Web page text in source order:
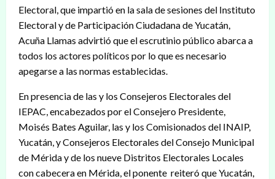
Electoral, que impartió en la sala de sesiones del Instituto
Electoral y de Participación Ciudadana de Yucatán,
Acuña Llamas advirtió que el escrutinio público abarca a
todos los actores políticos por lo que es necesario
apegarse a las normas establecidas.
En presencia de las y los Consejeros Electorales del
IEPAC, encabezados por el Consejero Presidente,
Moisés Bates Aguilar, las y los Comisionados del INAIP,
Yucatán, y Consejeros Electorales del Consejo Municipal
de Mérida y de los nueve Distritos Electorales Locales
con cabecera en Mérida, el ponente reiteró que Yucatán,